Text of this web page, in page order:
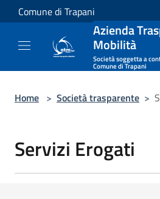
Salta al contenuto principale
Comune di Trapani
Azienda
Mobilità
Società soggetta a
Comune di Trapani
Home > Società trasparente >
Servizi Erogati